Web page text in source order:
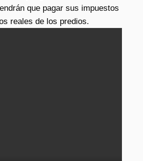
que pagar sus impuestos
reales de los predios.